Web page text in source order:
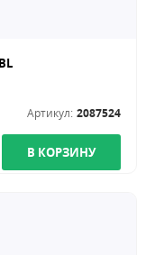
Артикул: 2087524